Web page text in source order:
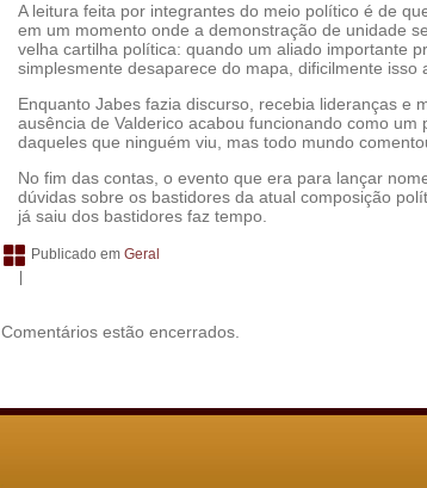
A leitura feita por integrantes do meio político é de
em um momento onde a demonstração de unidade
velha cartilha política: quando um aliado importante
simplesmente desaparece do mapa, dificilmente isso
Enquanto Jabes fazia discurso, recebia lideranças e
ausência de Valderico acabou funcionando como
daqueles que ninguém viu, mas todo mundo
No fim das contas, o evento que era para lançar
dúvidas sobre os bastidores da atual composição
já saiu dos bastidores faz tempo.
Publicado em Geral
Comentários estão encerrados.